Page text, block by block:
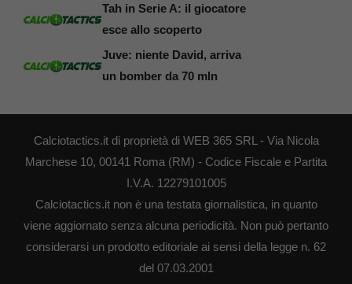
Tah in Serie A: il giocatore
esce allo scoperto
Juve: niente David, arriva
un bomber da 70 mln
Calciotactics.it di proprietà di WEB 365 SRL - Via Nicola
Marchese 10, 00141 Roma (RM) - Codice Fiscale e Partita
I.V.A. 12279101005
Calciotactics.it non è una testata giornalistica, in quanto
viene aggiornato senza alcuna periodicità. Non può pertanto
considerarsi un prodotto editoriale ai sensi della legge n. 62
del 07.03.2001